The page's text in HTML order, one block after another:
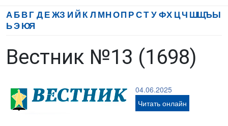
АБВГ ДЕЖЗ И Й К Л МНОП РСТ УФХ ЦЧ ШЩЪЫ
ЬЭЮЯ
Вестник №13 (1698)
04.06.2025
Читать онлайн